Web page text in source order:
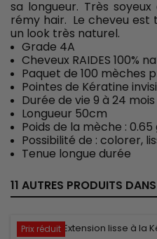
sa longueur. Très
rémy hair. Le cheveu est
un look très naturel.
Grade 4A
Cheveux RAIDES 100%
Paquet de 100 mèches
Pointes de Kératine
Durée de vie 9 à 24 mois
Longueur 50cm
Poids de la mèche :
Possibilité de : colorer,
Tenue longue durée
11 AUTRES PRODUITS
Prix réduit